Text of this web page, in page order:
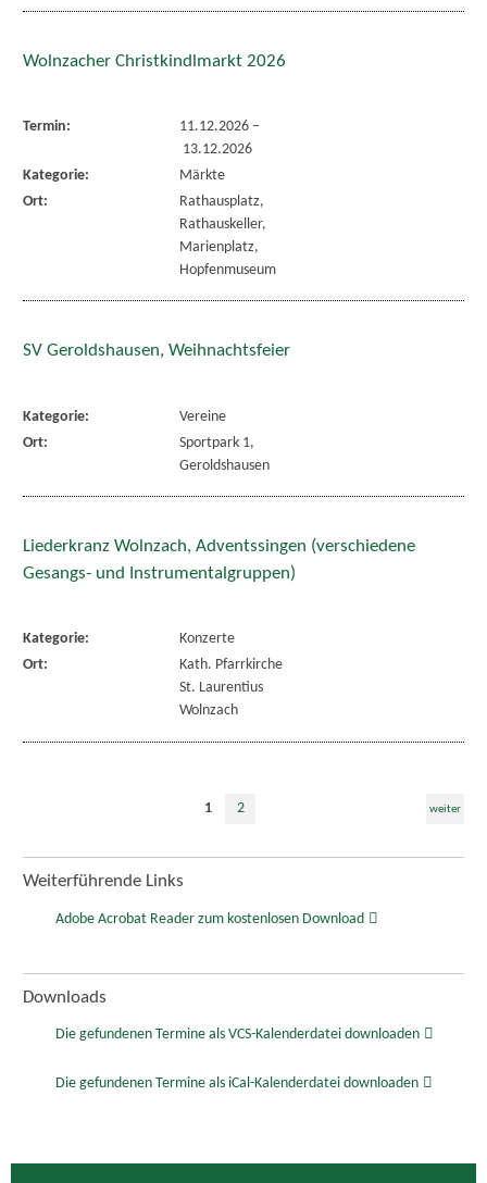
Wolnzacher Christkindlmarkt 2026
Termin: 11.12.2026–
13.12.2026
Kategorie:
Märkte
Ort:
Rathausplatz,
Rathauskeller,
Marienplatz,
Hopfenmuseum
SV Geroldshausen, Weihnachtsfeier
Kategorie:
Vereine
Ort:
Sportpark 1,
Geroldshausen
Liederkranz Wolnzach, Adventssingen (verschiedene
Gesangs- und Instrumentalgruppen)
Kategorie:
Konzerte
Ort:
Kath. Pfarrkirche
St. Laurentius
Wolnzach
1 2 weiter
Weiterführende Links
Adobe Acrobat Reader zum kostenlosen Download
Downloads
Die gefundenen Termine als VCS-Kalenderdatei downloaden
Die gefundenen Termine als iCal-Kalenderdatei downloaden